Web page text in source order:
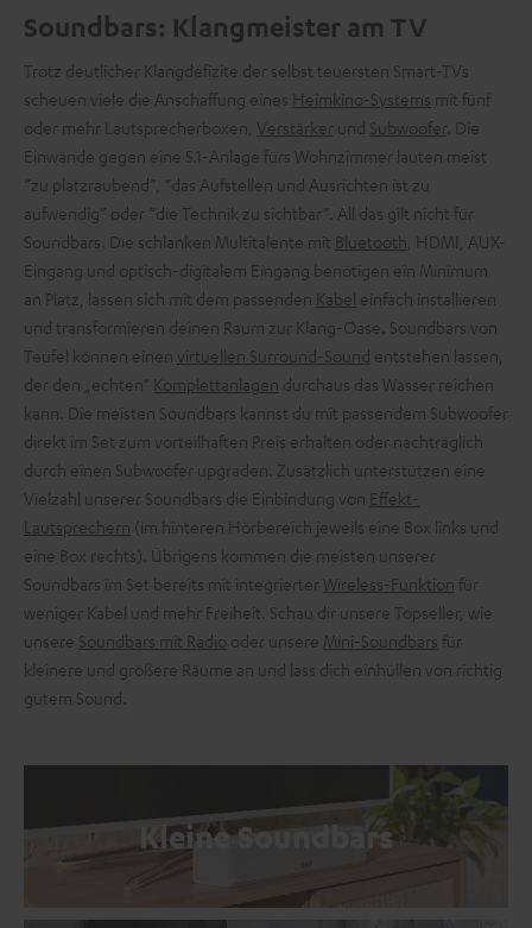
Soundbars: Klangmeister am TV
Trotz deutlicher Klangdefizite der selbst teuersten Smart-TVs
scheuen viele die Anschaffung eines Heimkino-Systems mit fünf
oder mehr Lautsprecherboxen, Verstärker und Subwoofer. Die
Einwände gegen eine 5.1-Anlage fürs Wohnzimmer lauten meist
“zu platzraubend”, “das Aufstellen und Ausrichten ist zu
aufwendig” oder “die Technik zu sichtbar”. All das gilt nicht für
Soundbars. Die schlanken Multitalente mit Bluetooth , HDMI, AUX-
Eingang und optisch-digitalem Eingang benötigen ein Minimum
an Platz, lassen sich mit dem passenden Kabel einfach installieren
und transformieren deinen Raum zur Klang-Oase. Soundbars von
Teufel können einen virtuellen Surround-Sound entstehen lassen,
der den „echten“ Komplettanlagen durchaus das Wasser reichen
kann. Die meisten Soundbars kannst du mit passendem Subwoofer
direkt im Set zum vorteilhaften Preis erhalten oder nachträglich
durch einen Subwoofer upgraden. Zusätzlich unterstützen eine
Vielzahl unserer Soundbars die Einbindung von Effekt-
Lautsprechern (im hinteren Hörbereich jeweils eine Box links und
eine Box rechts). Übrigens kommen die meisten unserer
Soundbars im Set bereits mit integrierter Wireless-Funktion für
weniger Kabel und mehr Freiheit. Schau dir unsere Topseller, wie
unsere Soundbars mit Radio oder unsere Mini-Soundbars für
kleinere und größere Räume an und lass dich einhüllen von richtig
gutem Sound.
Kleine Soundbars